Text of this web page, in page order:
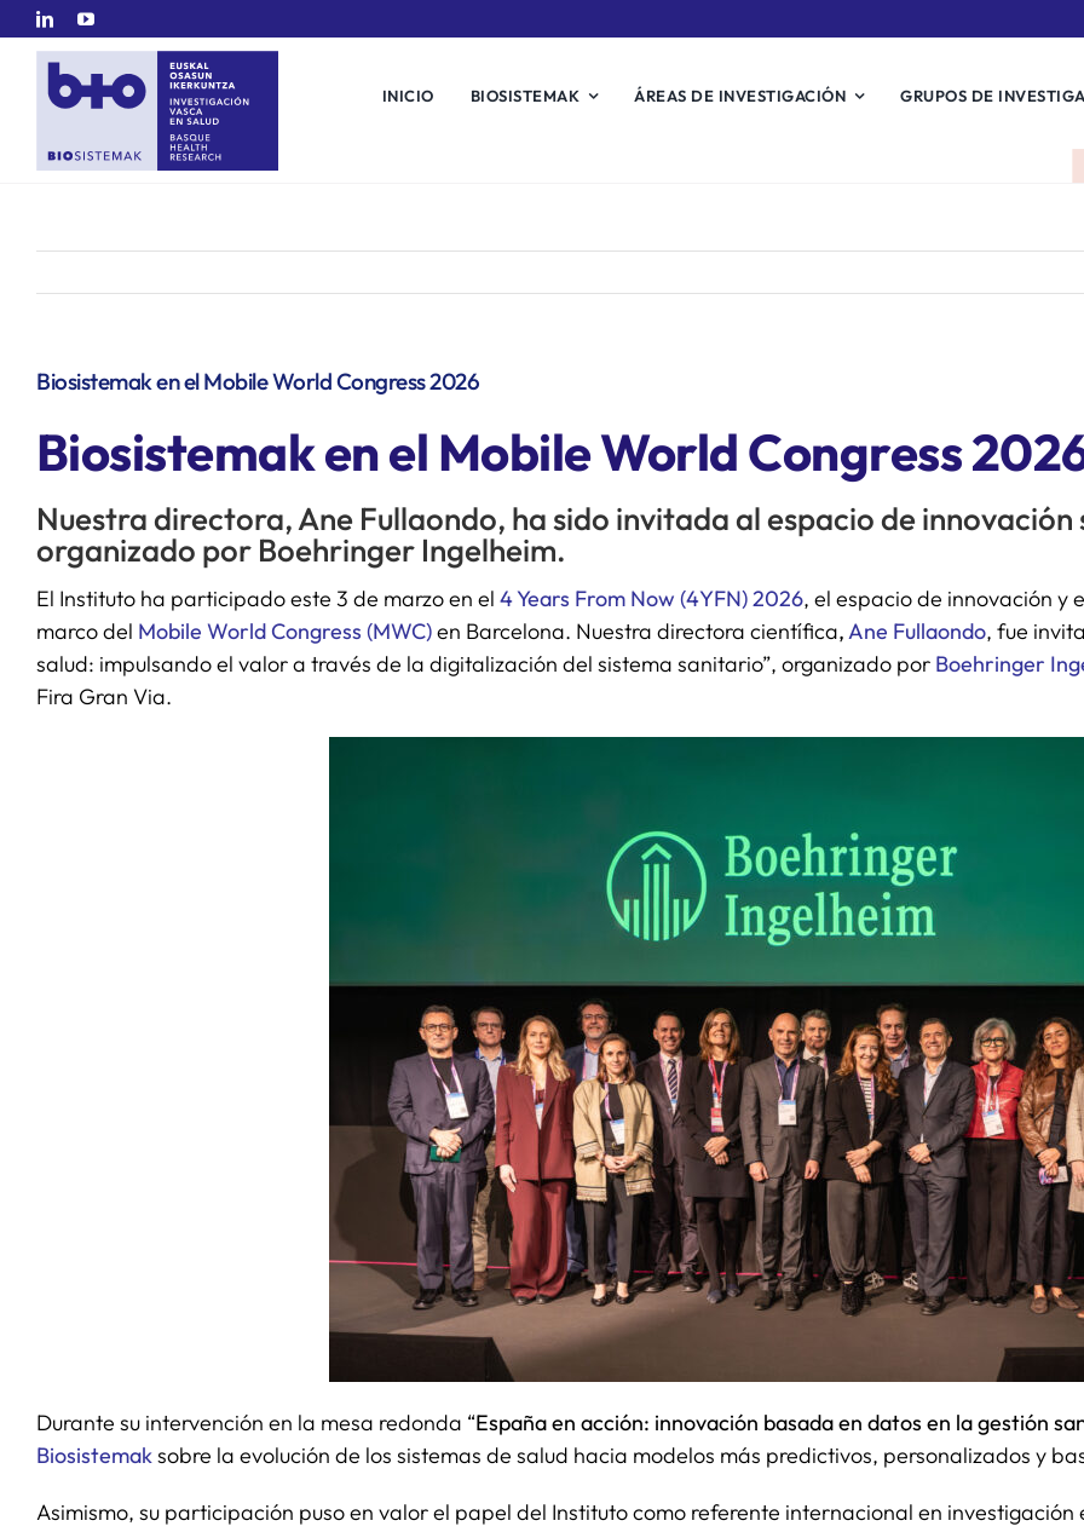
Saltar
contenido
INICIO BIOSISTEMAK ÁREAS DE INVESTIGACIÓN GRUPOS DE
Biosistemak en el Mobile World Congress 2026
Biosistemak en el Mobile World Congress
Nuestra directora, Ane Fullaondo, ha sido invitada al espacio de innovación
organizado por Boehringer Ingelheim.
El Instituto ha participado este 3 de marzo en el 4 Years From Now (4YFN) 2026, el espacio de innovación y
marco del Mobile World Congress (MWC)en Barcelona. Nuestra directora científica,Ane Fullaondo, fue
salud: impulsando el valor a través de la digitalización del sistema sanitario”, organizado por Boehringer
Fira Gran Via.
Durante su intervención en la mesa redonda “España en acción: innovación basada en datos en la gestión
Biosistemaksobre la evolución de los sistemas de salud hacia modelos más predictivos, personalizados y
Asimismo, su participación puso en valor el papel del Instituto como referente internacional en